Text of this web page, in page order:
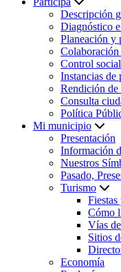
Descripción
Diagnóstico
Planeación y
Control social
Instancias de
Rendición de
Consulta
Política
Mi municipio
Presentación
Información
Nuestros
Pasado,
Turismo
Cómo
Vías
Sitios
Economía